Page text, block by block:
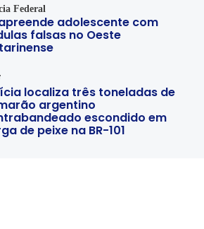
Federal
adolescente com
falsas no Oeste
localiza três toneladas de
argentino
escondido em
de peixe na BR-101